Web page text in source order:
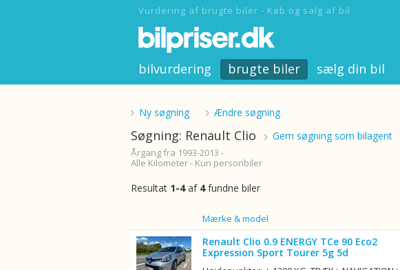
Vurdering af brugte biler - Køb og salg af bil
bilvurdering brugte biler sælg din bil
Ny søgning Ændre søgning
Søgning: Renault Clio Gem søgning som bilagent
Årgang fra 1993-2013 -
Alle Kilometer - Kun personbiler
Resultat 1-4af 4fundne biler
Mærke & model
Renault Clio 0.9 ENERGY TCe 90 Eco2
Expression Sport Tourer 5g 5d